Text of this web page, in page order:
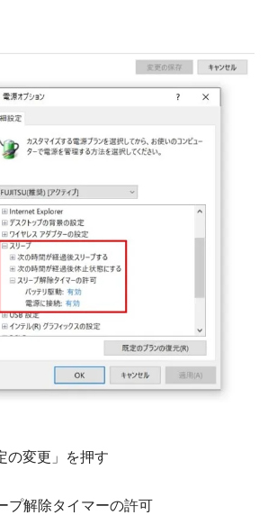
変更」を押す
プ解除タイマーの許可